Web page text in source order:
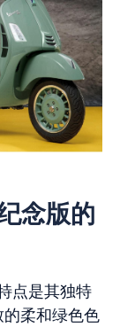
念版的
点是其独特
柔和绿色色